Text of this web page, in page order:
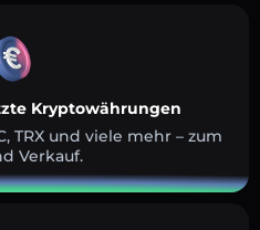
Kryptowährungen
TRX und viele mehr – zum
Verkauf.